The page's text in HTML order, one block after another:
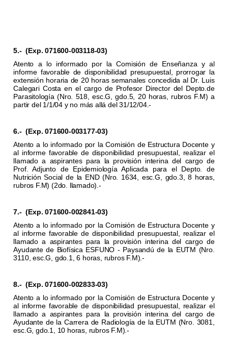
5.- (Exp. 071600-003118-03)
Atento a lo informado por la Comisión de Enseñanza y al
informe favorable de disponibilidad presupuestal, prorrogar la
extensión horaria de 20 horas semanales concedida al Dr. Luis
Calegari Costa en el cargo de Profesor Director del Depto.de
Parasitología (Nro. 518, esc.G, gdo.5, 20 horas, rubros F.M) a
partir del 1/1/04 y no más allá del 31/12/04.-
6.- (Exp. 071600-003177-03)
Atento a lo informado por la Comisión de Estructura Docente y
al informe favorable de disponibilidad presupuestal, realizar el
llamado a aspirantes para la provisión interina del cargo de
Prof. Adjunto de Epidemiología Aplicada para el Depto. de
Nutrición Social de la END (Nro. 1634, esc.G, gdo.3, 8 horas,
rubros F.M) (2do. llamado).-
7.- (Exp. 071600-002841-03)
Atento a lo informado por la Comisión de Estructura Docente y
al informe favorable de disponibilidad presupuestal, realizar el
llamado a aspirantes para la provisión interina del cargo de
Ayudante de Biofísica ESFUNO - Paysandú de la EUTM (Nro.
3110, esc.G, gdo.1, 6 horas, rubros F.M).-
8.- (Exp. 071600-002833-03)
Atento a lo informado por la Comisión de Estructura Docente y
al informe favorable de disponibilidad presupuestal, realizar el
llamado a aspirantes para la provisión interina del cargo de
Ayudante de la Carrera de Radiología de la EUTM (Nro. 3081,
esc.G, gdo.1, 10 horas, rubros F.M).-